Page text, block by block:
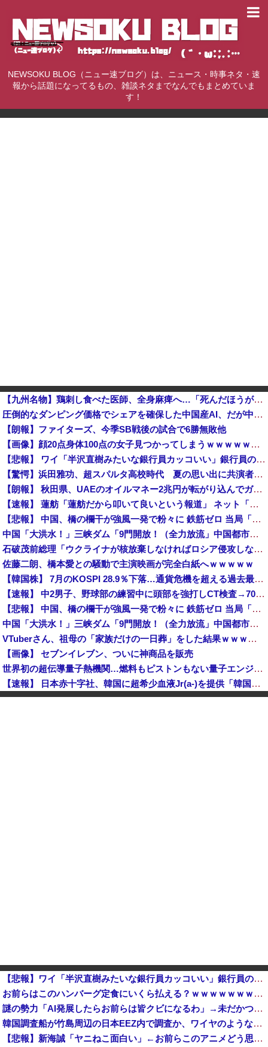
NEWSOKU BLOG（ニュー速ブログ）は、ニュース・時事ネタ・速
報から話題になってるもの、雑談ネタまでなんでもまとめていま
す！
【九州名物】鶏刺し食べた医師、全身麻痺へ…「死んだほうが良かったと思っていた」
圧倒的なダンピング価格でシェアを確保した中国産AI、だが中国側が資金負担に耐えかねた結果……
【朗報】ファイターズ、今季SB戦後の試合で6勝無敗他
【画像】顔20点身体100点の女子見つかってしまうｗｗｗｗｗｗｗｗ
【悲報】 ワイ「半沢直樹みたいな銀行員カッコいい」銀行員の友人「あんな奴居ねえよ」
【驚愕】浜田雅功、超スパルタ高校時代 夏の思い出に共演者衝撃「ええ？」「それはかわいそう」
【朗報】 秋田県、UAEのオイルマネー2兆円が転がり込んでガチで東北最強になるぞｗｗｗｗｗｗｗ
【速報】 蓮舫「蓮舫だから叩いて良いという報道」 ネット「高市だから叩いて良いをやってるのがお前だろ」
【悲報】 中国、橋の欄干が強風一発で粉々に 鉄筋ゼロ 当局「接着剤でくっつけただけ」「正常で、品質問題はない」
中国「大洪水！」三峡ダム「9門開放！（全力放流」中国都市「三峡沿線の道路水没」中国政府「高速道路封鎖！」中国ダム「緊急放流に合わせて開門（土砂崩れ発生」→
石破茂前総理「ウクライナが核放棄しなければロシア侵攻しなかった」！
佐藤二朗、橋本愛との騒動で主演映画が完全白紙へｗｗｗｗｗ
【韓国株】 7月のKOSPI 28.9％下落…通貨危機を超える過去最大の下げ幅
【速報】 中2男子、野球部の練習中に頭部を強打しCT検査→70代医師「問題ないです」→中学生死亡「他人のCT画像みてました」
【悲報】 中国、橋の欄干が強風一発で粉々に 鉄筋ゼロ 当局「接着剤でくっつけただけ」「正常で、品質問題はない」
中国「大洪水！」三峡ダム「9門開放！（全力放流」中国都市「三峡沿線の道路水没」中国政府「高速道路封鎖！」中国ダム「緊急放流に合わせて開門（土砂崩れ発生」→
VTuberさん、祖母の「家族だけの一日葬」をした結果ｗｗｗｗｗｗｗ
【画像】 セブンイレブン、ついに神商品を販売
世界初の超伝導量子熱機関…燃料もピストンもない量子エンジンが回った！
【速報】 日本赤十字社、韓国に超希少血液Jr(a-)を提供「韓国内では適合する血液を確保できなかった」※今回で4回目
中国「大洪水！」三峡ダム「9門開放！（全力放流」中国都市「三峡沿線の道路水没」中国政府「高速道路封鎖！」中国ダム「緊急放流に合わせて開門（土砂崩れ発生」→
【悲報】ワイ「半沢直樹みたいな銀行員カッコいい」銀行員の友人「あんな奴居ねえよ」他
お前らはこのハンバーグ定食にいくら払える？ｗｗｗｗｗｗｗｗｗｗ
謎の勢力「AI発展したらお前らは皆クビになるわ」→未だかつてAIのせいで失業したG民が0人の理由
韓国調査船が竹島周辺の日本EEZ内で調査か、ワイヤのようなもの海中に投入…外務省が抗議！
【悲報】新海誠「ヤニねこ面白い」←お前らこのアニメどう思ってんの？